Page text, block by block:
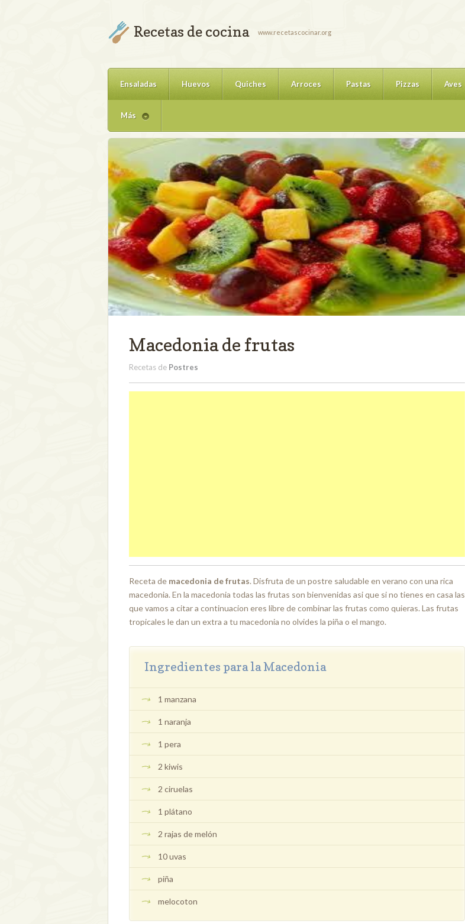
Recetas de cocina www.recetascocinar.org
Ensaladas Huevos Quiches Arroces Pastas Pizzas Aves
Más
Macedonia de frutas
Recetas de Postres
Receta de macedonia de frutas. Disfruta de un postre saludable en verano con una rica
macedonia. En la macedonia todas las frutas son bienvenidas asi que si no tienes en casa las
que vamos a citar a continuacion eres libre de combinar las frutas como quieras. Las frutas
tropicales le dan un extra a tu macedonia no olvides la piña o el mango.
Ingredientes para la Macedonia
1 manzana
1 naranja
1 pera
2 kiwis
2 ciruelas
1 plátano
2 rajas de melón
10 uvas
piña
melocoton